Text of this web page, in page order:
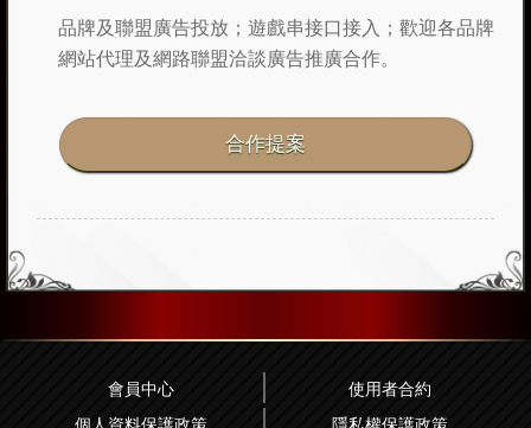
品牌及聯盟廣告投放；遊戲串接口接入；歡迎各品牌
網站代理及網路聯盟洽談廣告推廣合作。
會員中心
使用者合約
個人資料保護政策
隱私權保護政策